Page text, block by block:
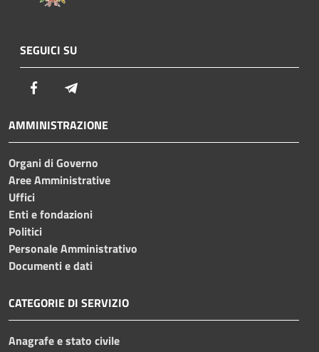
SEGUICI SU
Facebook
AMMINISTRAZIONE
Organi di Governo
Aree Amministrative
Uffici
Enti e fondazioni
Politici
Personale Amministrativo
Documenti e dati
CATEGORIE DI SERVIZIO
Anagrafe e stato civile